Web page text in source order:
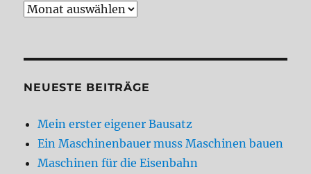
Archiv
NEUESTE BEITRÄGE
Mein erster eigener Bausatz
Ein Maschinenbauer muss Maschinen bauen
Maschinen für die Eisenbahn